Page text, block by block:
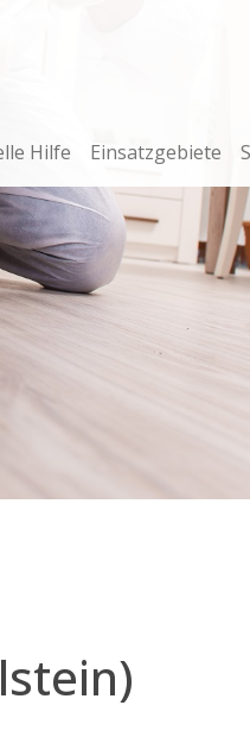
Hilfe Einsatzgebiete